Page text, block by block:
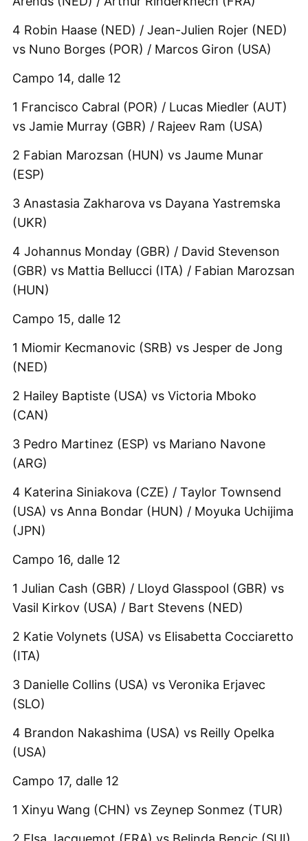
4 Robin Haase (NED) / Jean-Julien Rojer (NED)
vs Nuno Borges (POR) / Marcos Giron (USA)
Campo 14, dalle 12
1 Francisco Cabral (POR) / Lucas Miedler (AUT)
vs Jamie Murray (GBR) / Rajeev Ram (USA)
2 Fabian Marozsan (HUN) vs Jaume Munar
(ESP)
3 Anastasia Zakharova vs Dayana Yastremska
(UKR)
4 Johannus Monday (GBR) / David Stevenson
(GBR) vs Mattia Bellucci (ITA) / Fabian Marozsan
(HUN)
Campo 15, dalle 12
1 Miomir Kecmanovic (SRB) vs Jesper de Jong
(NED)
2 Hailey Baptiste (USA) vs Victoria Mboko
(CAN)
3 Pedro Martinez (ESP) vs Mariano Navone
(ARG)
4 Katerina Siniakova (CZE) / Taylor Townsend
(USA) vs Anna Bondar (HUN) / Moyuka Uchijima
(JPN)
Campo 16, dalle 12
1 Julian Cash (GBR) / Lloyd Glasspool (GBR) vs
Vasil Kirkov (USA) / Bart Stevens (NED)
2 Katie Volynets (USA) vs Elisabetta Cocciaretto
(ITA)
3 Danielle Collins (USA) vs Veronika Erjavec
(SLO)
4 Brandon Nakashima (USA) vs Reilly Opelka
(USA)
Campo 17, dalle 12
1 Xinyu Wang (CHN) vs Zeynep Sonmez (TUR)